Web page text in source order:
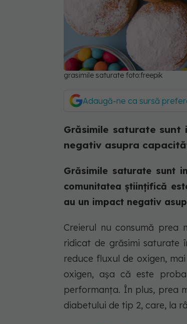
grasimile saturate foto:freepik
Adaugă-ne ca sursă
Grăsimile saturate sunt
negativ asupra
Grăsimile saturate sunt
comunitatea științifică
au un impact negativ
Creierul nu consumă prea
ridicat de grăsimi saturate
reduce fluxul de oxigen,
oxigen, așa că este
performanța. În plus, prea
diabetului de tip 2, care, la